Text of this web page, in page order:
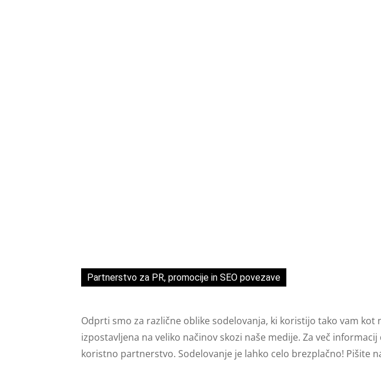
Partnerstvo za PR, promocije in SEO povezave
Odprti smo za različne oblike sodelovanja, ki koristijo tako vam
izpostavljena na veliko načinov skozi naše medije. Za več
koristno partnerstvo. Sodelovanje je lahko celo brezplačno! Pišite